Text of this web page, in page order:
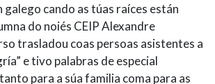
galego cando as túas raíces están
do noiés CEIP Alexandre
trasladou coas persoas asistentes a
e tivo palabras de especial
para a súa familia coma para as